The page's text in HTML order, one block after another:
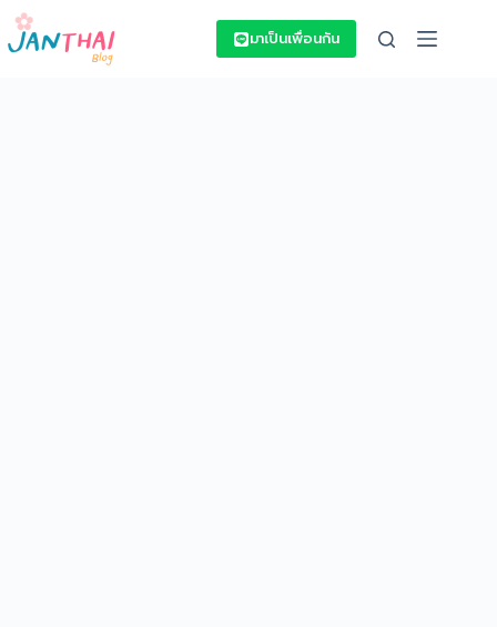
Skip
content
มาเป็นเพื่อนกัน